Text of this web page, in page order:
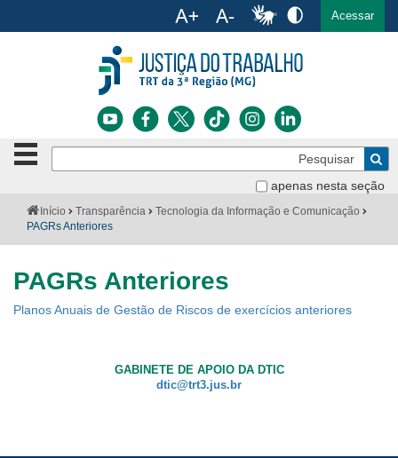
Ir para o menu Ir para a busca Ir para o rodapé
Acessar
apenas nesta seção
Botão
de
clique
ou
fechar
o
Notícias
Serviços
Jurisprudência
Você
está
Início Transparência
Tecnologia da Informação e Comunicação
PAGRs Anteriores
PAGRs Anteriores
Planos Anuais de Gestão de Riscos de exercícios anteriores
GABINETE DE APOIO DA DTIC
dtic@trt3.jus.br